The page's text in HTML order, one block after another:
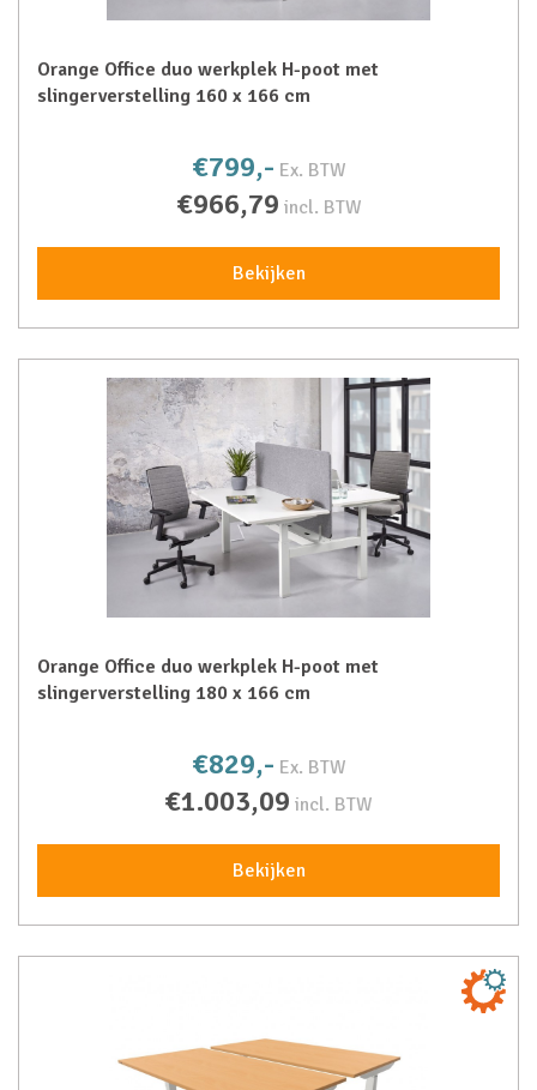
Orange Office duo werkplek H-poot met
slingerverstelling 160 x 166 cm
€799,- Ex. BTW
€966,79 incl. BTW
Bekijken
Orange Office duo werkplek H-poot met
slingerverstelling 180 x 166 cm
€829,- Ex. BTW
€1.003,09 incl. BTW
Bekijken